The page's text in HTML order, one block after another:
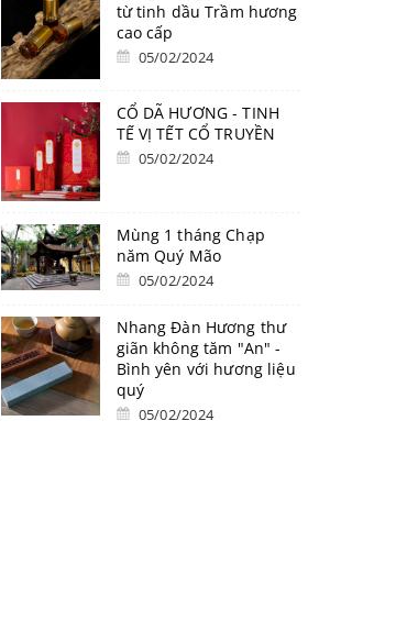
từ tinh dầu Trầm hương
cao cấp
05/02/2024
CỔ DÃ HƯƠNG - TINH
TẾ VỊ TẾT CỔ TRUYỀN
05/02/2024
Mùng 1 tháng Chạp
năm Quý Mão
05/02/2024
Nhang Đàn Hương thư
giãn không tăm "An" -
Bình yên với hương liệu
quý
05/02/2024